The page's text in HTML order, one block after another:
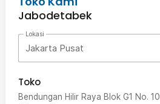
Jabodetabek
Lokasi
Jakarta Pusat
Toko
Bendungan Hilir Raya Blok G1 No. 10